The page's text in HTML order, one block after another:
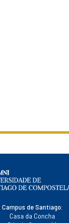
Campus de Santiago:
Casa da Concha